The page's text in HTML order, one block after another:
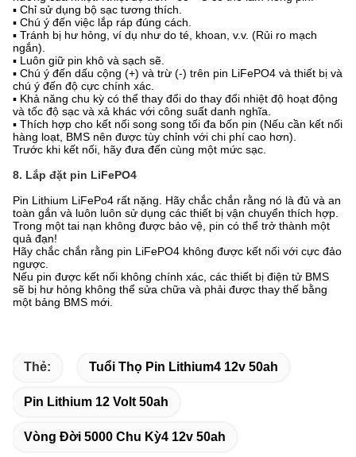
▪ Chỉ sử dụng bộ sạc tương thích.
▪ Chú ý đến việc lắp ráp đúng cách.
▪ Tránh bị hư hỏng, ví dụ như do té, khoan, v.v. (Rủi ro mạch
ngắn).
▪ Luôn giữ pin khô và sạch sẽ.
▪ Chú ý đến dấu cộng (+) và trừ (-) trên pin LiFePO4 và thiết bị và
chú ý đến độ cực chính xác.
▪ Khả năng chu kỳ có thể thay đổi do thay đổi nhiệt độ hoạt động
và tốc độ sạc và xả khác với công suất danh nghĩa.
▪ Thích hợp cho kết nối song song tối đa bốn pin (Nếu cần kết nối
hàng loạt, BMS nên được tùy chỉnh với chi phí cao hơn).
Trước khi kết nối, hãy đưa đến cùng một mức sạc.
8. Lắp đặt pin LiFePO4
Pin Lithium LiFePo4 rất nặng. Hãy chắc chắn rằng nó là đủ và an
toàn gắn và luôn luôn sử dụng các thiết bị vận chuyển thích hợp.
Trong một tai nạn không được bảo vệ, pin có thể trở thành một
quả đạn!
Hãy chắc chắn rằng pin LiFePO4 không được kết nối với cực đảo
ngược.
Nếu pin được kết nối không chính xác, các thiết bị điện tử BMS
sẽ bị hư hỏng không thể sửa chữa và phải được thay thế bằng
một bảng BMS mới.
Thẻ: Tuổi Thọ Pin Lithium4 12v 50ah
Pin Lithium 12 Volt 50ah
Vòng Đời 5000 Chu Kỳ4 12v 50ah